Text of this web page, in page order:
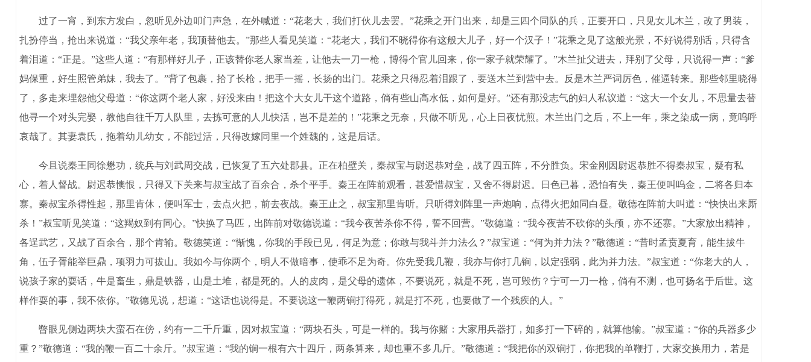
过了一宵，到东方发白，忽听见外边叩门声急，在外喊道：“花老大，我们打伙儿去罢。”花乘之开门出来，却是三四个同队的兵，正要开口，只见女儿木兰，改了男装，
扎扮停当，抢出来说道：“我父亲年老，我顶替他去。”那些人看见笑道：“花老大，我们不晓得你有这般大儿子，好一个汉子！”花乘之见了这般光景，不好说得别话，只得含
着泪道：“正是。”这些人道：“有那样好儿子，正该替你老人家当差，让他去一刀一枪，博得个官儿回来，你一家子就荣耀了。”木兰扯父进去，拜别了父母，只说得一声：“爹
妈保重，好生照管弟妹，我去了。”背了包裹，拾了长枪，把手一摇，长扬的出门。花乘之只得忍着泪跟了，要送木兰到营中去。反是木兰严词厉色，催逼转来。那些邻里晓得
了，多走来埋怨他父母道：“你这两个老人家，好没来由！把这个大女儿干这个道路，倘有些山高水低，如何是好。”还有那没志气的妇人私议道：“这大一个女儿，不思量去替
他寻一个对头完娶，教他自往千万人队里，去拣可意的人儿快活，岂不是差的！”花乘之无奈，只做不听见，心上日夜忧煎。木兰出门之后，不上一年，乘之染成一病，竟呜呼
哀哉了。其妻袁氏，拖着幼儿幼女，不能过活，只得改嫁同里一个姓魏的，这是后话。
今且说秦王同徐懋功，统兵与刘武周交战，已恢复了五六处郡县。正在柏壁关，秦叔宝与尉迟恭对垒，战了四五阵，不分胜负。宋金刚因尉迟恭胜不得秦叔宝，疑有私
心，着人督战。尉迟恭懊恨，只得又下关来与叔宝战了百余合，杀个平手。秦王在阵前观看，甚爱惜叔宝，又舍不得尉迟。日色已暮，恐怕有失，秦王便叫呜金，二将各归本
寨。秦叔宝杀得性起，那里肯休，便叫军士，去点火把，前去夜战。秦王止之，叔宝那里肯听。只听得刘阵里一声炮响，点得火把如同白昼。敬德在阵前大叫道：“快快出来厮
杀！”叔宝听见笑道：“这羯奴到有同心。”快换了马匹，出阵前对敬德说道：“我今夜苦杀你不得，誓不回营。”敬德道：“我今夜苦不砍你的头颅，亦不还寨。”大家放出精神，
各逞武艺，又战了百余合，那个肯输。敬德笑道：“惭愧，你我的手段已见，何足为意；你敢与我斗并力法么？”叔宝道：“何为并力法？”敬德道：“昔时孟贲夏育，能生拔牛
角，伍子胥能举巨鼎，项羽力可拔山。我如今与你两个，明人不做暗事，使乖不足为奇。你先受我几鞭，我亦与你打几锏，以定强弱，此为并力法。”叔宝道：“你老大的人，
说孩子家的耍话，牛是畜生，鼎是铁器，山是土堆，都是死的。人的皮肉，是父母的遗体，不要说死，就是不死，岂可毁伤？宁可一刀一枪，倘有不测，也可扬名于后世。这
样作耍的事，我不依你。”敬德见说，想道：“这话也说得是。不要说这一鞭两锏打得死，就是打不死，也要做了一个残疾的人。”
瞥眼见侧边两块大蛮石在傍，约有一二千斤重，因对叔宝道：“两块石头，可是一样的。我与你赌：大家用兵器打，如多打一下碎的，就算他输。”叔宝道：“你的兵器多少
重？”敬德道：“我的鞭一百二十余斤。”叔宝道：“我的锏一根有六十四斤，两条算来，却也重不多几斤。”敬德道：“我把你的双锏打，你把我的单鞭打，大家交换用力，若是